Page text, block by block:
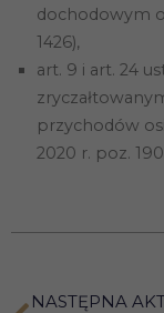
dochodowym
1426),
art. 9 i art. 24
przychodów
2020 r. poz.